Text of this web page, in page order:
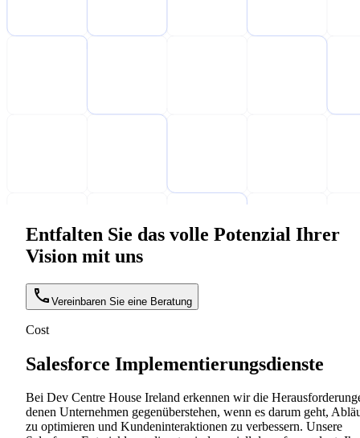
Entfalten Sie das volle Potenzial Ihrer
Vision mit uns
Vereinbaren Sie eine Beratung
Cost
Salesforce Implementierungsdienste
Bei Dev Centre House Ireland erkennen wir die
denen Unternehmen gegenüberstehen, wenn es darum geht,
zu optimieren und Kundeninteraktionen zu verbessern. Unsere